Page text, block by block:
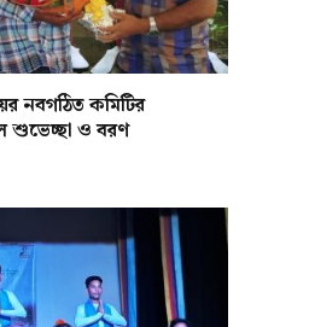
নবগঠিত কমিটির
শুভেচ্ছা ও বরণ